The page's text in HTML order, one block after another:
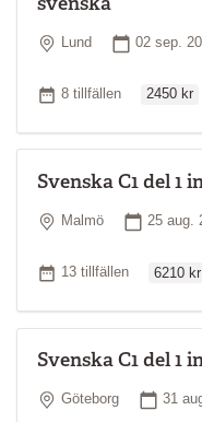
Plats
Lund 02 sep.
Antal tillfällen
8 tillfällen 2450 kr
Svenska C1 del 1
Plats
Malmö 25 aug.
Antal tillfällen
13 tillfällen 6210 kr
Svenska C1 del 1
Plats
Göteborg 31